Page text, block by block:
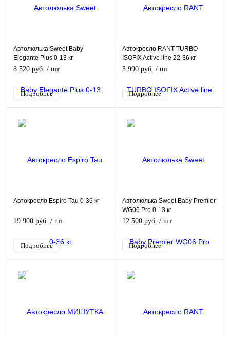
Автолюлька Sweet Baby
Elegante Plus 0-13 кг
8 520 руб. / шт
Подробнее
Автокресло RANT TURBO
ISOFIX Active line 22-36 кг
3 990 руб. / шт
Подробнее
Автокресло Espiro Tau 0-36 кг
19 900 руб. / шт
Подробнее
Автолюлька Sweet Baby Premier
WG06 Pro 0-13 кг
12 500 руб. / шт
Подробнее